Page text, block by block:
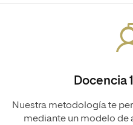
Docencia
Nuestra metodología te
mediante un modelo de